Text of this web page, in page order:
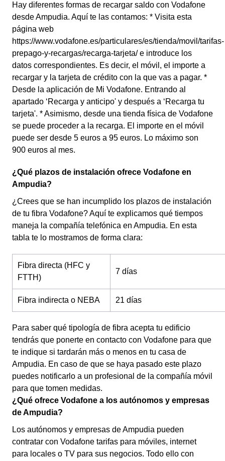
Hay diferentes formas de recargar saldo con Vodafone
desde Ampudia. Aquí te las contamos: * Visita esta
página web
https://www.vodafone.es/particulares/es/tienda/movil/tarifas-
prepago-y-recargas/recarga-tarjeta/ e introduce los
datos correspondientes. Es decir, el móvil, el importe a
recargar y la tarjeta de crédito con la que vas a pagar. *
Desde la aplicación de Mi Vodafone. Entrando al
apartado ‘Recarga y anticipo' y después a ‘Recarga tu
tarjeta'. * Asimismo, desde una tienda física de Vodafone
se puede proceder a la recarga. El importe en el móvil
puede ser desde 5 euros a 95 euros. Lo máximo son
900 euros al mes.
¿Qué plazos de instalación ofrece Vodafone en
Ampudia?
¿Crees que se han incumplido los plazos de instalación
de tu fibra Vodafone? Aquí te explicamos qué tiempos
maneja la compañía telefónica en Ampudia. En esta
tabla te lo mostramos de forma clara:
Fibra directa (HFC y
FTTH)
7 días
Fibra indirecta o NEBA 21 días
Para saber qué tipología de fibra acepta tu edificio
tendrás que ponerte en contacto con Vodafone para que
te indique si tardarán más o menos en tu casa de
Ampudia. En caso de que se haya pasado este plazo
puedes notificarlo a un profesional de la compañía móvil
para que tomen medidas.
¿Qué ofrece Vodafone a los autónomos y empresas
de Ampudia?
Los autónomos y empresas de Ampudia pueden
contratar con Vodafone tarifas para móviles, internet
para locales o TV para sus negocios. Todo ello con